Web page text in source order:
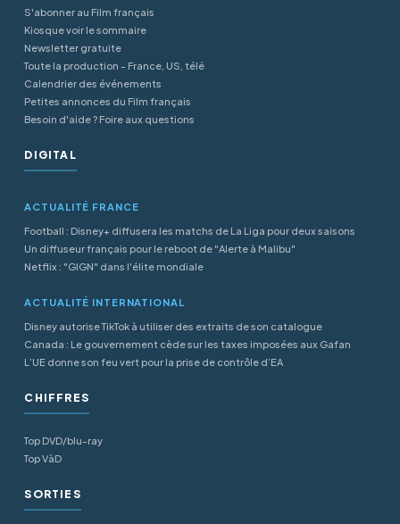
S'abonner au Film français
Kiosque voir le sommaire
Newsletter gratuite
Toute la production - France, US, télé
Calendrier des événements
Petites annonces du Film français
Besoin d'aide ? Foire aux questions
DIGITAL
ACTUALITÉ FRANCE
Football : Disney+ diffusera les matchs de La Liga pour deux saisons
Un diffuseur français pour le reboot de "Alerte à Malibu"
Netflix : "GIGN" dans l'élite mondiale
ACTUALITÉ INTERNATIONAL
Disney autorise TikTok à utiliser des extraits de son catalogue
Canada : Le gouvernement cède sur les taxes imposées aux Gafan
L’UE donne son feu vert pour la prise de contrôle d’EA
CHIFFRES
Top DVD/blu-ray
Top VàD
SORTIES